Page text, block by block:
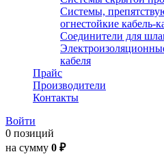
Системы,
огнестойкие кабель-
Соединители для
кабеля
Прайс
Производители
Контакты
Войти
0 позиций
на сумму 0 ₽